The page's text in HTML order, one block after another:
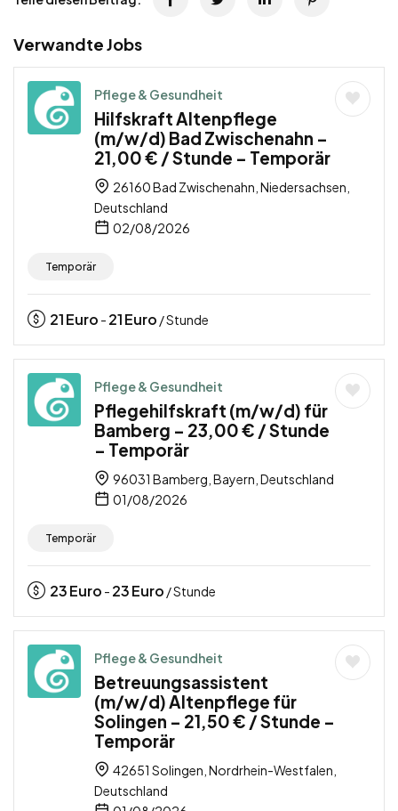
Verwandte Jobs
Pflege & Gesundheit
Hilfskraft Altenpflege
(m/w/d) Bad Zwischenahn –
21,00 € / Stunde – Temporär
26160 Bad Zwischenahn, Niedersachsen,
Deutschland
02/08/2026
Temporär
21Euro - 21Euro / Stunde
Pflege & Gesundheit
Pflegehilfskraft (m/w/d) für
Bamberg – 23,00 € / Stunde
– Temporär
96031 Bamberg, Bayern, Deutschland
01/08/2026
Temporär
23Euro - 23Euro / Stunde
Pflege & Gesundheit
Betreuungsassistent
(m/w/d) Altenpflege für
Solingen – 21,50 € / Stunde –
Temporär
42651 Solingen, Nordrhein-Westfalen,
Deutschland